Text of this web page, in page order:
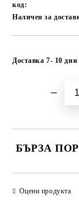
код:
Наличен за
Доставка 7- 10 дни
БЪРЗА
Оцени продукта